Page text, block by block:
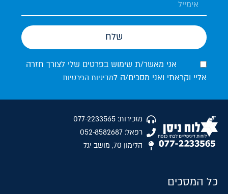
אני מאשר/ת שימוש בפרטים שלי לצורך חזרה
אליי וקראתי ואני מסכים/ה למדיניות הפרטיות
שלח
מזכירות: 077-2233565
רפאל: 052-8582687
הלימון 70, מושב יגל
כל המסכים